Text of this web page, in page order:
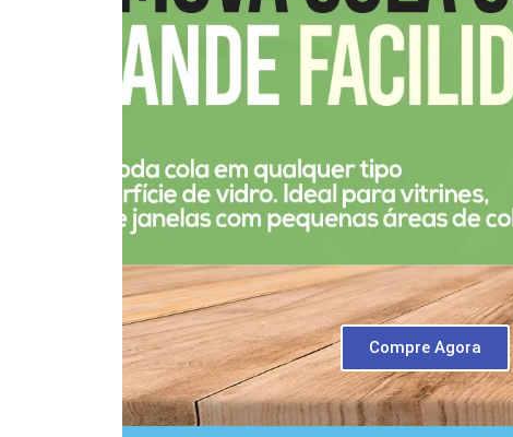
Compre Agora